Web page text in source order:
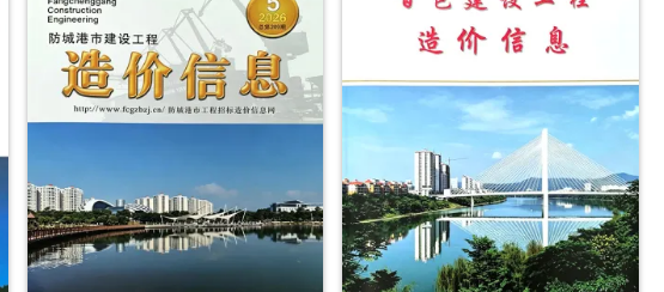
设
工
程
息
清
扫
描
件
PDF，
息
网
州
信
息
价
包
月
设
工
程
造
价
PDF 下载
息
（梧
建
设
工
程
造
价
PDF 下载